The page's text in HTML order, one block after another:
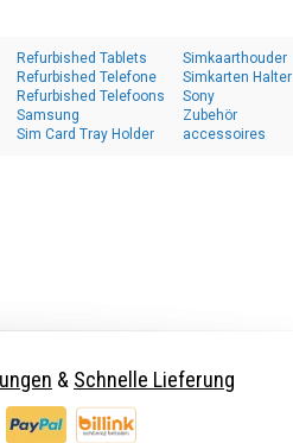
Refurbished Tablets
Refurbished Telefone
Refurbished Telefoons
Samsung
Sim Card Tray Holder
Simkaarthouder
Simkarten Halter
Sony
Zubehör
accessoires
& Schnelle Lieferung